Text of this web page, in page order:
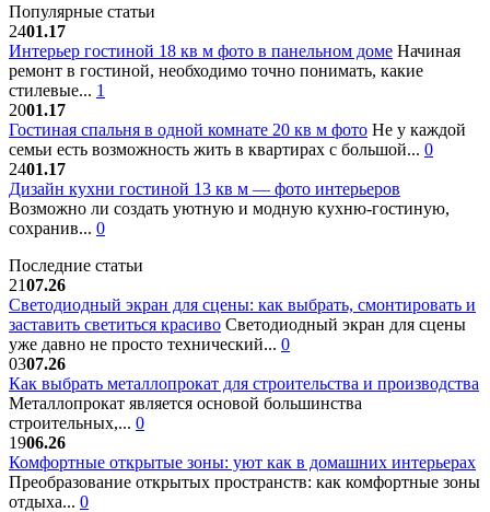
Популярные статьи
2401.17
Интерьер гостиной 18 кв м фото в панельном доме Начиная
ремонт в гостиной, необходимо точно понимать, какие
стилевые... 1
2001.17
Гостиная спальня в одной комнате 20 кв м фото Не у каждой
семьи есть возможность жить в квартирах с большой... 0
2401.17
Дизайн кухни гостиной 13 кв м — фото интерьеров
Возможно ли создать уютную и модную кухню-гостиную,
сохранив... 0
Последние статьи
2107.26
Светодиодный экран для сцены: как выбрать, смонтировать и
заставить светиться красиво Светодиодный экран для сцены
уже давно не просто технический... 0
0307.26
Как выбрать металлопрокат для строительства и производства
Металлопрокат является основой большинства
строительных,... 0
1906.26
Комфортные открытые зоны: уют как в домашних интерьерах
Преобразование открытых пространств: как комфортные зоны
отдыха... 0